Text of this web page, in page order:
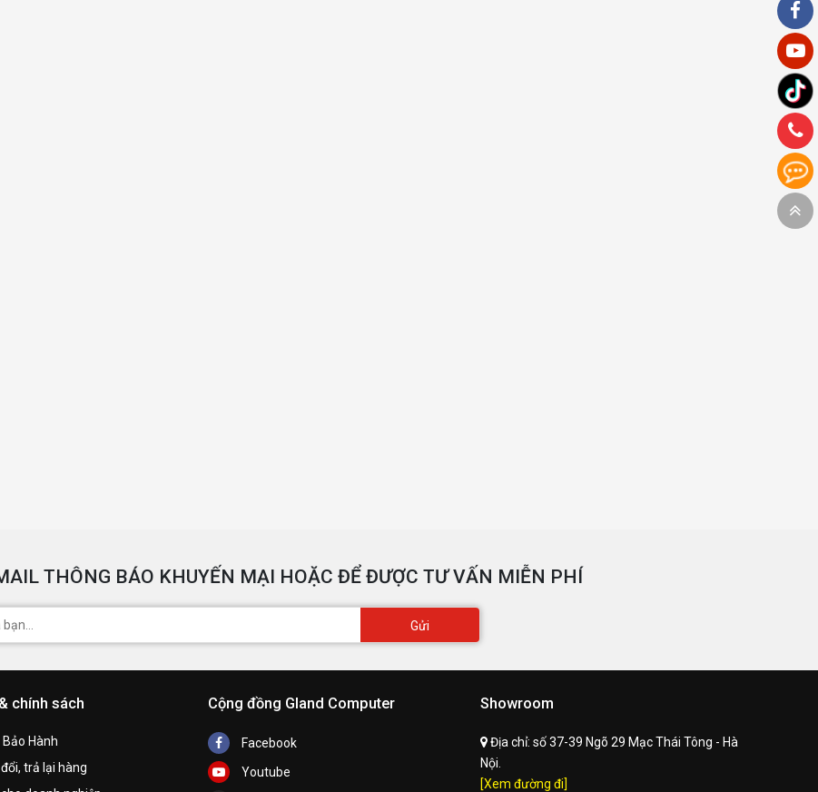
THÔNG BÁO KHUYẾN MẠI HOẶC ĐỂ ĐƯỢC TƯ VẤN MIỄN PHÍ
Gửi
chính sách
Hành
trả lại hàng
Cộng đồng Gland Computer
Facebook
Youtube
Showroom
Địa chỉ: số 37-39 Ngõ 29 Mạc Thái Tông - Hà
Nội.
[Xem đường đi]